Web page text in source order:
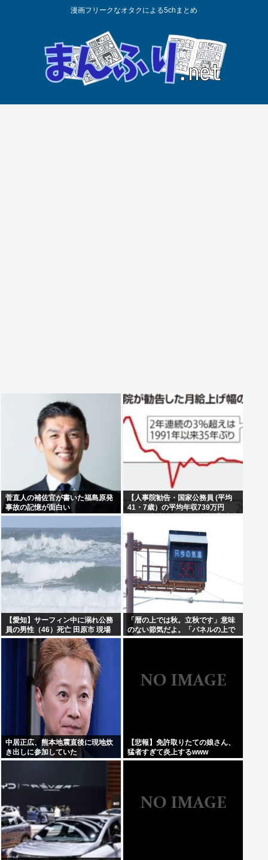
漫画フリークなオタクによる5chまとめ
菅直人の補佐官が書いた福島原発
事故の記憶が面白い
【人事院勧告・国家公務員 (平均
41・7歳）の平均年収739万円
は1488万3000円…地方公務員の
給与も引き上げると、1兆1250億
円増
【愛知】サーフィン中に溺れ公務
員の男性（46）死亡 田原市 現場
はサーフィンで有名なスポット
「暦の上では秋。立秋です」意味
のない節気だよ。「パネルの上で
は19」みたいな風俗嬢かよ
中居正広、熊本地震直後に現地炊
き出しに参加していた
【悲報】免許取りたての娘さん、
猛者すぎて炎上するwww